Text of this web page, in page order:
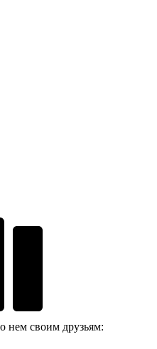
нем своим друзьям: